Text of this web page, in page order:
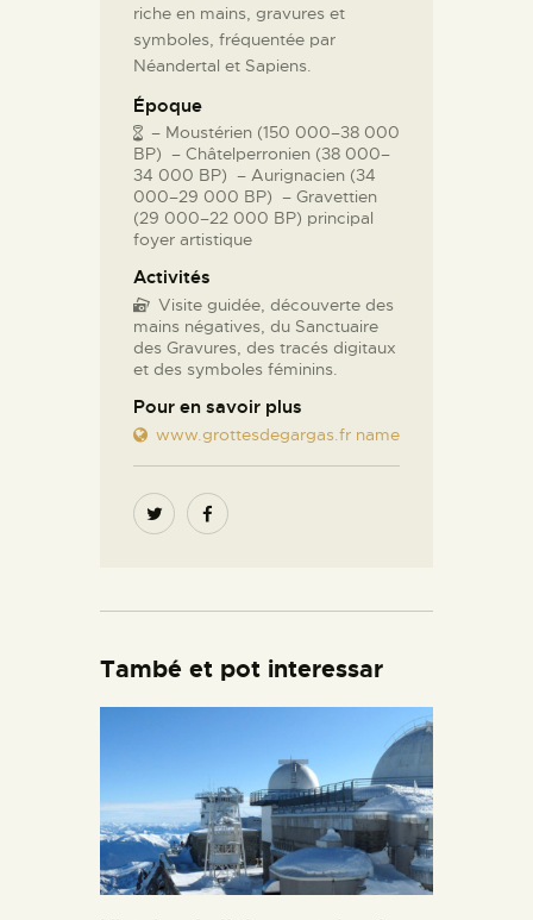
riche en mains, gravures et
symboles, fréquentée par
Néandertal et Sapiens.
Époque
– Moustérien (150 000–38 000
BP) – Châtelperronien (38 000–
34 000 BP) – Aurignacien (34
000–29 000 BP) – Gravettien
(29 000–22 000 BP) principal
foyer artistique
Activités
Visite guidée, découverte des
mains négatives, du Sanctuaire
des Gravures, des tracés digitaux
et des symboles féminins.
Pour en savoir plus
www.grottesdegargas.fr name
També et pot interessar